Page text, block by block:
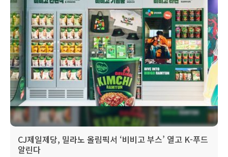
CJ제일제당, 밀라노 올림픽서 ‘비비고 부스’ 열고 K-푸드
알린다